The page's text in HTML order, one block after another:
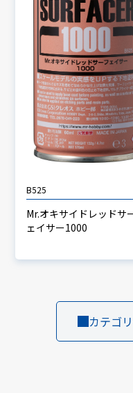
B525
Mr.オキサイドレッドサ
ェイサー1000
カテゴ